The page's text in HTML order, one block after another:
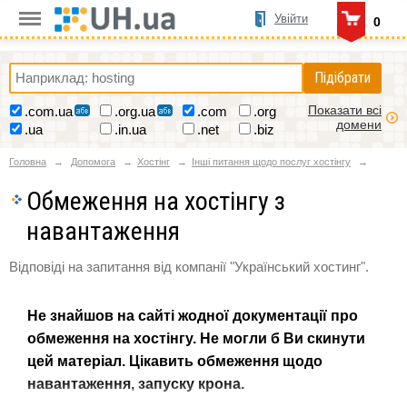
0
Увійти
Підібрати
.com.ua .org.ua .com
.org
.ua
.in.ua .net .biz
Показати всі
домени
Головна Допомога Хостінг Інші питання щодо послуг хостінгу
Обмеження на хостінгу з
навантаження
Відповіді на запитання від компанії "Український хостинг".
Не знайшов на сайті жодної документації про
обмеження на хостінгу. Не могли б Ви скинути
цей матеріал. Цікавить обмеження щодо
навантаження, запуску крона.